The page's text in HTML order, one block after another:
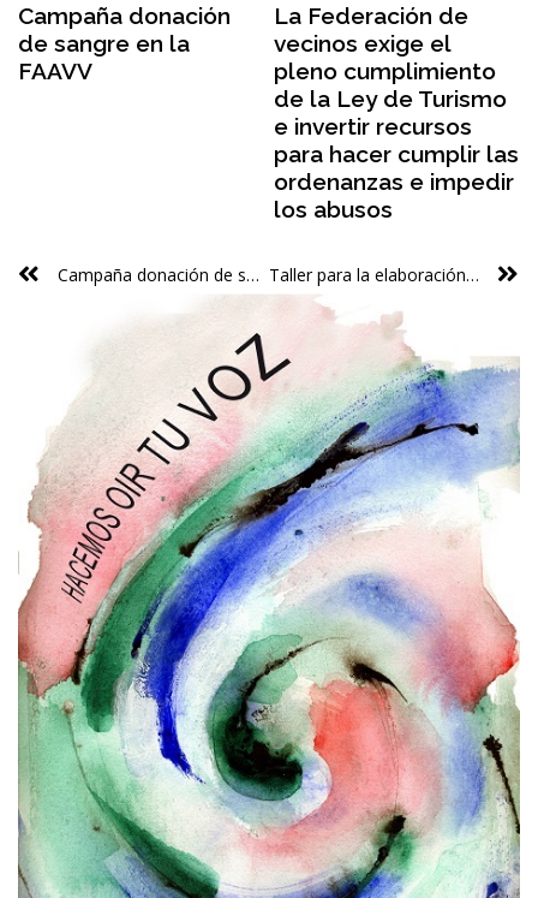
Campaña donación
de sangre en la
FAAVV
La Federación de
vecinos exige el
pleno cumplimiento
de la Ley de Turismo
e invertir recursos
para hacer cumplir las
ordenanzas e impedir
los abusos
Campaña donación de sangre en la FAAVV Taller para la elaboración de la propuesta de creación de un Laboratorio de análisis y evaluación de políticas públicas